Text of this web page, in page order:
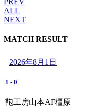
PREV
ALL
NEXT
MATCH RESULT
2026年8月1日
1 - 0
鞄工房山本AF橿原